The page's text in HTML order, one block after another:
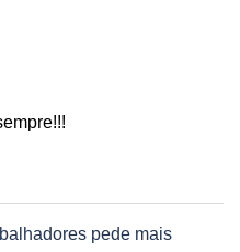
pede mais